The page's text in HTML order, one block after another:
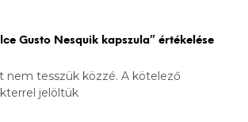
Gusto Nesquik kapszula” értékelése
nem tesszük közzé. A kötelező
jelöltük